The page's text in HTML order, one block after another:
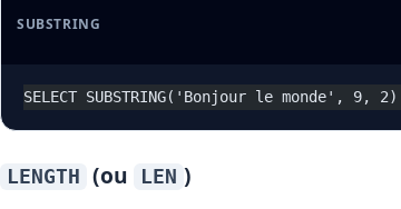
SUBSTRING
SELECT SUBSTRING('Bonjour le monde',
LENGTH (ou LEN )